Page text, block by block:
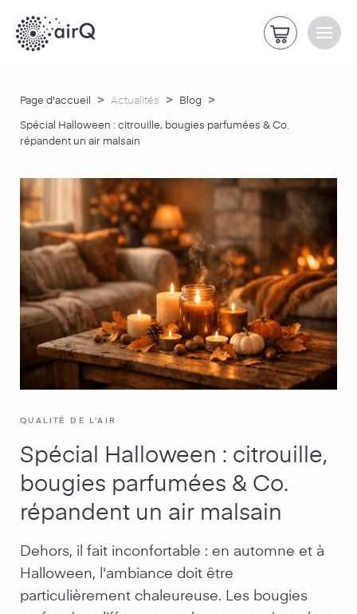
Page d'accueil > Actualités > Blog >
Spécial Halloween : citrouille, bougies parfumées & Co.
répandent un air malsain
QUALITÉ DE L'AIR
Spécial Halloween : citrouille,
bougies parfumées & Co.
répandent un air malsain
Dehors, il fait inconfortable : en automne et à
Halloween, l'ambiance doit être
particulièrement chaleureuse. Les bougies